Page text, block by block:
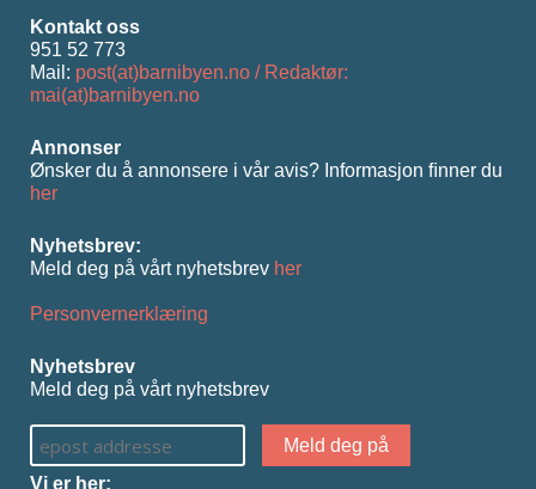
Kontakt oss
951 52 773
Mail: post(at)barnibyen.no / Redaktør:
mai(at)barnibyen.no
Annonser
Ønsker du å annonsere i vår avis? Informasjon ﬁnner du
her
Nyhetsbrev:
Meld deg på vårt nyhetsbrev her
Personvernerklæring
Nyhetsbrev
Meld deg på vårt nyhetsbrev
Vi er her: